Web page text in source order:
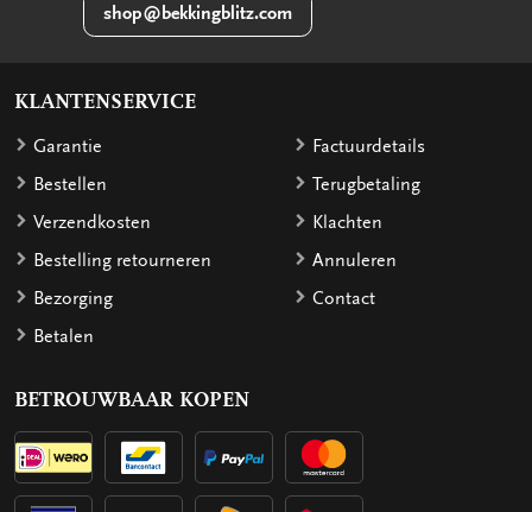
shop@bekkingblitz.com
KLANTENSERVICE
Garantie
Bestellen
Verzendkosten
Bestelling retourneren
Bezorging
Betalen
Factuurdetails
Terugbetaling
Klachten
Annuleren
Contact
BETROUWBAAR KOPEN